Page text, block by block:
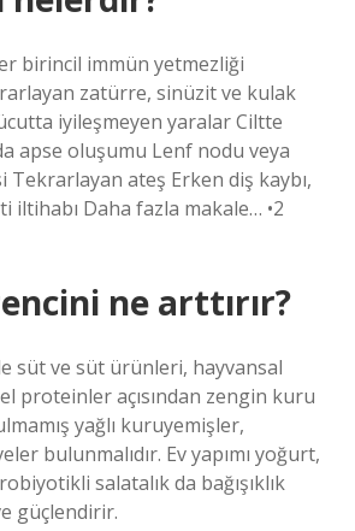
birincil immün yetmezliği
zatürre, sinüzit ve kulak
iyileşmeyen yaralar Ciltte
apse oluşumu Lenf nodu veya
Tekrarlayan ateş Erken diş kaybı,
iltihabı Daha fazla makale… •2
ne arttırır?
süt ve süt ürünleri, hayvansal
proteinler açısından zengin kuru
yağlı kuruyemişler,
bulunmalıdır. Ev yapımı yoğurt,
salatalık da bağışıklık
güçlendirir.